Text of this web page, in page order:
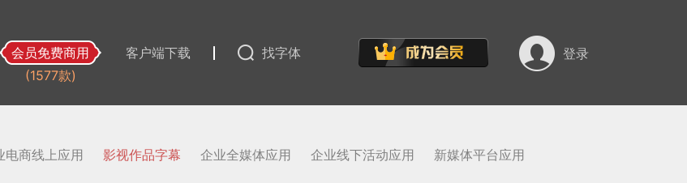
会员免费商用
(1577款)
客户端下载 找字体 登录
电商线上应用 影视作品字幕 企业全媒体应用 企业线下活动应用
新媒体平台应用